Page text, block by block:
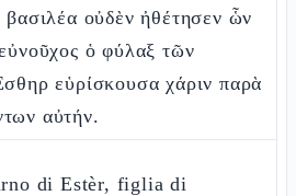
βασιλέα οὐδὲν ἠθέτησεν ὧν
ὁ φύλαξ τῶν
εὑρίσκουσα χάριν παρὰ
αὐτήν.
di Estèr, figlia di